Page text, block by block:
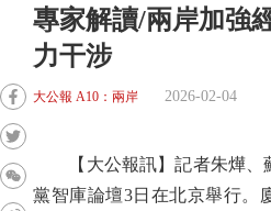
專家解讀/兩岸加強
力干涉
大公報 A10：兩岸 2026-02-04
【大公報訊】記者朱燁、
黨智庫論壇3日在北京舉行。